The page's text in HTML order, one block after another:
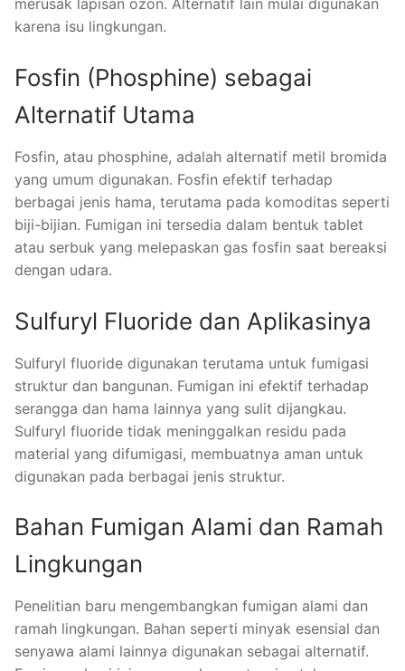
merusak lapisan ozon. Alternatif lain mulai digunakan
karena isu lingkungan.
Fosfin (Phosphine) sebagai
Alternatif Utama
Fosfin, atau phosphine, adalah alternatif metil bromida
yang umum digunakan. Fosfin efektif terhadap
berbagai jenis hama, terutama pada komoditas seperti
biji-bijian. Fumigan ini tersedia dalam bentuk tablet
atau serbuk yang melepaskan gas fosfin saat bereaksi
dengan udara.
Sulfuryl Fluoride dan Aplikasinya
Sulfuryl fluoride digunakan terutama untuk fumigasi
struktur dan bangunan. Fumigan ini efektif terhadap
serangga dan hama lainnya yang sulit dijangkau.
Sulfuryl fluoride tidak meninggalkan residu pada
material yang difumigasi, membuatnya aman untuk
digunakan pada berbagai jenis struktur.
Bahan Fumigan Alami dan Ramah
Lingkungan
Penelitian baru mengembangkan fumigan alami dan
ramah lingkungan. Bahan seperti minyak esensial dan
senyawa alami lainnya digunakan sebagai alternatif.